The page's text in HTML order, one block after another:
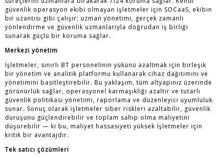
güvenlik operasyon ekibi olmayan işletmeler için SOCaaS, ekibin
bir uzantısı gibi çalışır; uzman yönetimi, gerçek zamanlı
yönlendirme ve güvenlik uzmanlarıyla doğrudan iş birliği
sunarak güçlü bir koruma sağlar.
Merkezi yönetim
İşletmeler, sınırlı BT personelinin yükünü azaltmak için birleşik
bir yönetim ve analitik platformu kullanarak cihaz dağıtımını ve
yönetimini basitleştirebilir. Bu yaklaşım, tüm altyapınız üzerinde
görünürlük sağlar, operasyonel karmaşıklığı azaltır ve tutarlı
güvenlik politikası yönetimi, raporlama ve düzenleyici uyumluluk
sunar. Sonuç olarak işletmeler siber riskleri azaltabilir, güvenlik
duruşunu güçlendirebilir ve toplam sahip olma maliyetini
düşürebilir — ki bu, maliyet hassasiyeti yüksek İşletmeler için
kritik bir avantajdır.
Tek satıcı çözümleri